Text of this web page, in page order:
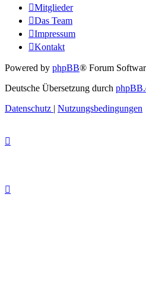
Mitglieder
Das Team
Impressum
Kontakt
Powered by phpBB® Forum
Deutsche Übersetzung durch
Datenschutz | Nutzungsbedingungen